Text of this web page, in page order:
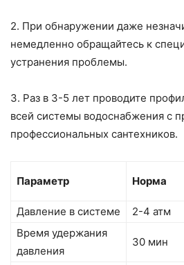
2. При обнаружении даже
немедленно обращайтесь к
устранения проблемы.
3. Раз в 3-5 лет проводите
всей системы водоснабжения с
профессиональных сантехников.
Параметр Норма
Давление в системе
2-4 атм
Время удержания
давления
30 мин